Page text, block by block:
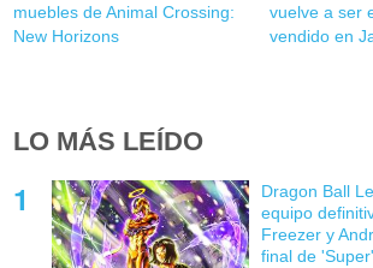
muebles de Animal Crossing:
New Horizons
vuelve a ser
vendido en
LO MÁS LEÍDO
Dragon Ball
equipo
Freezer y
final de 'Super'